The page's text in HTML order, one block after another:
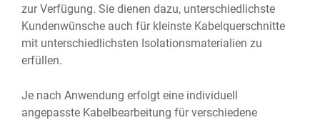
zur Verfügung. Sie dienen dazu, unterschiedlichste
Kundenwünsche auch für kleinste Kabelquerschnitte
mit unterschiedlichsten Isolationsmaterialien zu
erfüllen.
Je nach Anwendung erfolgt eine individuell
angepasste Kabelbearbeitung für verschiedene